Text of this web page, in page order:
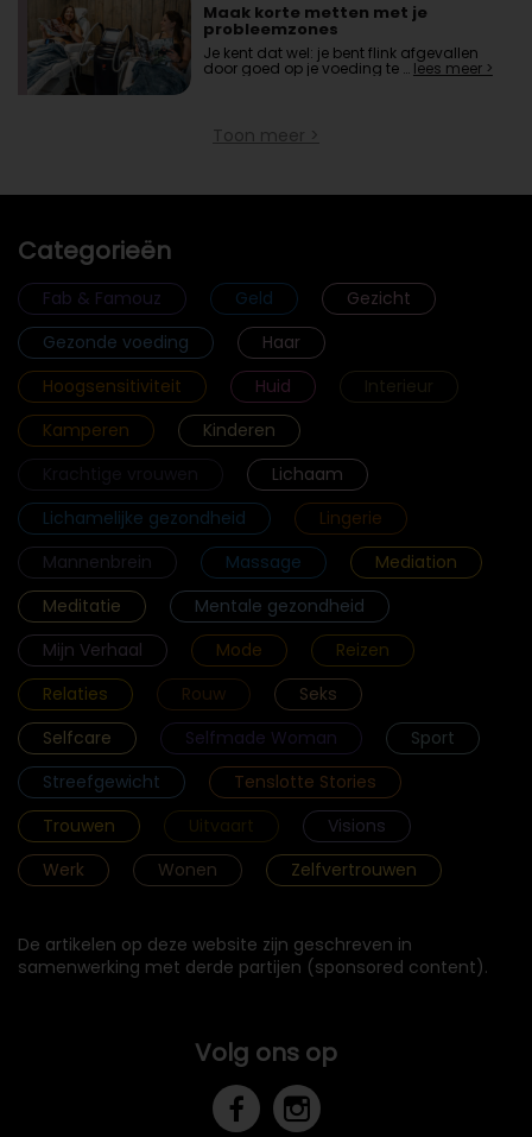
Maak korte metten met je
probleemzones
Je kent dat wel: je bent flink afgevallen
door goed op je voeding te … lees meer >
Toon meer >
Categorieën
Fab & Famouz Geld
Gezicht
Gezonde voeding
Haar
Hoogsensitiviteit
Huid
Interieur
Kamperen
Kinderen
Lichaam
Lichamelijke gezondheid
Lingerie
Mannenbrein
Massage
Mediation
Meditatie
Mentale gezondheid
Mijn Verhaal
Mode
Reizen
Relaties
Rouw
Seks
Selfcare
Selfmade Woman
Sport
Streefgewicht
Tenslotte Stories
Trouwen
Uitvaart
Visions
Werk
Wonen Zelfvertrouwen
De artikelen op deze website zijn geschreven in
samenwerking met derde partijen (sponsored content).
Volg ons op